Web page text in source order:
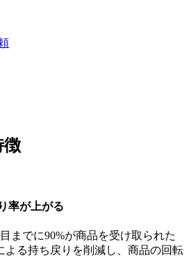
徴
率が上がる
までに90%が商品を受け取られた
よる持ち戻りを削減し、商品の回転